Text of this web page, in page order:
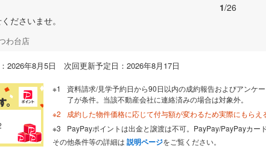
1/26
ださいませ。
わ台店
2026年8月5日 次回更新予定日：2026年8月17日
資料請求/見学予約日から90日以内の成約報告およびアンケ
了が条件。当該不動産会社に連絡済みの場合は対象外。
成約した物件価格に応じて付与額が変わるため実際にもらえ
PayPayポイントは出金と譲渡は不可。PayPay/PayPayカー
その他条件等の詳細は 説明ページをご覧ください。